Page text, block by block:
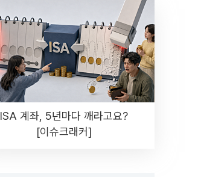
ISA 계좌, 5년마다 깨라고요?
[이슈크래커]